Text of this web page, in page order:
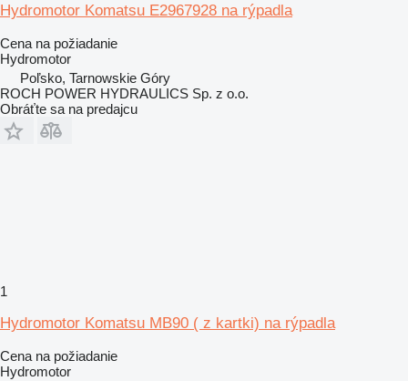
Hydromotor Komatsu E2967928 na rýpadla
Cena na požiadanie
Hydromotor
Poľsko, Tarnowskie Góry
ROCH POWER HYDRAULICS Sp. z o.o.
Obráťte sa na predajcu
1
Hydromotor Komatsu MB90 ( z kartki) na rýpadla
Cena na požiadanie
Hydromotor